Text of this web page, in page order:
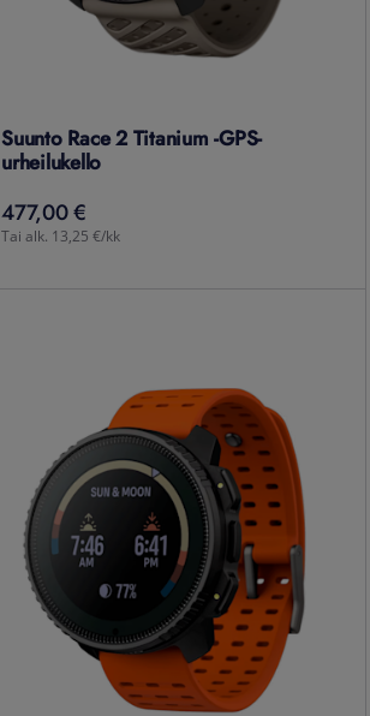
Suunto Race 2 Titanium -GPS-
urheilukello
477,00 €
477,00€
Tai alk. 13,25 €/kk